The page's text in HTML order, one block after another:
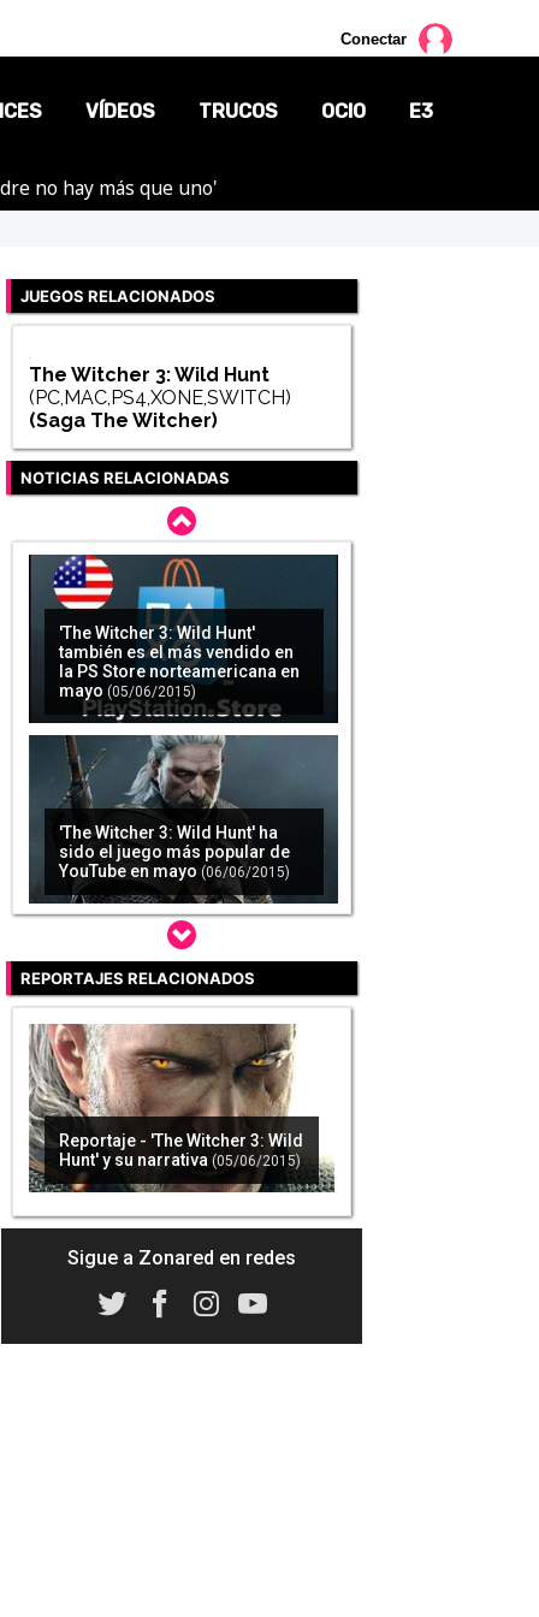
Conectar
VÍDEOS TRUCOS OCIO E3
no hay más que uno'
JUEGOS RELACIONADOS
The Witcher 3: Wild Hunt
(PC,MAC,PS4,XONE,SWITCH)
(Saga The Witcher)
NOTICIAS RELACIONADAS
'The Witcher 3: Wild Hunt'
también es el más vendido en
la PS Store norteamericana en
mayo (05/06/2015)
'The Witcher 3: Wild Hunt' ha
sido el juego más popular de
YouTube en mayo (06/06/2015)
'The Witcher 3' ya no permite
aprovechar errores para ganar
dinero (07/06/2015)
'The Witcher 3' es el juego más
vendido en Reino Unido por
tercera semana consecutiva
(08/06/2015)
REPORTAJES RELACIONADOS
Reportaje - 'The Witcher 3: Wild
Hunt' y su narrativa (05/06/2015)
Sigue a Zonared en redes